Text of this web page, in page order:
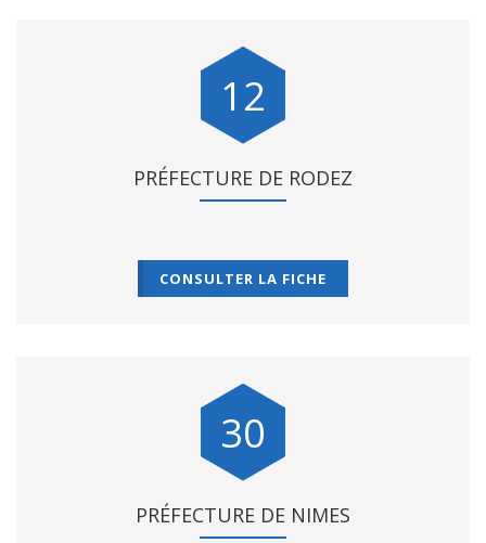
12
PRÉFECTURE DE RODEZ
CONSULTER LA FICHE
30
PRÉFECTURE DE NIMES